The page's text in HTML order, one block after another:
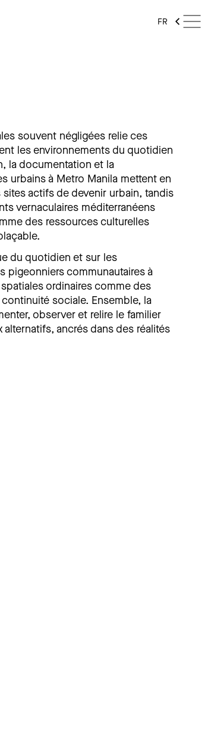
FR
souvent négligées relie ces
les environnements du quotidien
la documentation et la
urbains à Metro Manila mettent en
actifs de devenir urbain, tandis
vernaculaires méditerranéens
des ressources culturelles
du quotidien et sur les
pigeonniers communautaires à
ordinaires comme des
sociale. Ensemble, la
observer et relire le familier
ancrés dans des réalités